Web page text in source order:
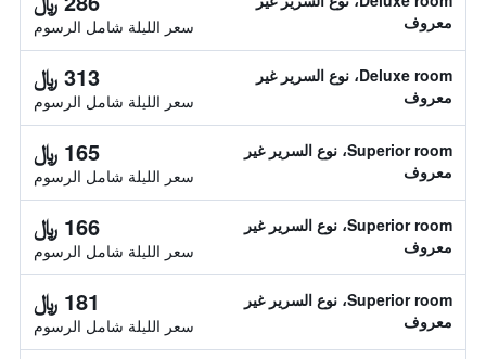
معروف
سعر الليلة شامل الرسوم
Deluxe room، نوع السرير غير
معروف
313 ﷼
سعر الليلة شامل الرسوم
Superior room، نوع السرير غير
معروف
165 ﷼
سعر الليلة شامل الرسوم
Superior room، نوع السرير غير
معروف
166 ﷼
سعر الليلة شامل الرسوم
Superior room، نوع السرير غير
معروف
181 ﷼
سعر الليلة شامل الرسوم